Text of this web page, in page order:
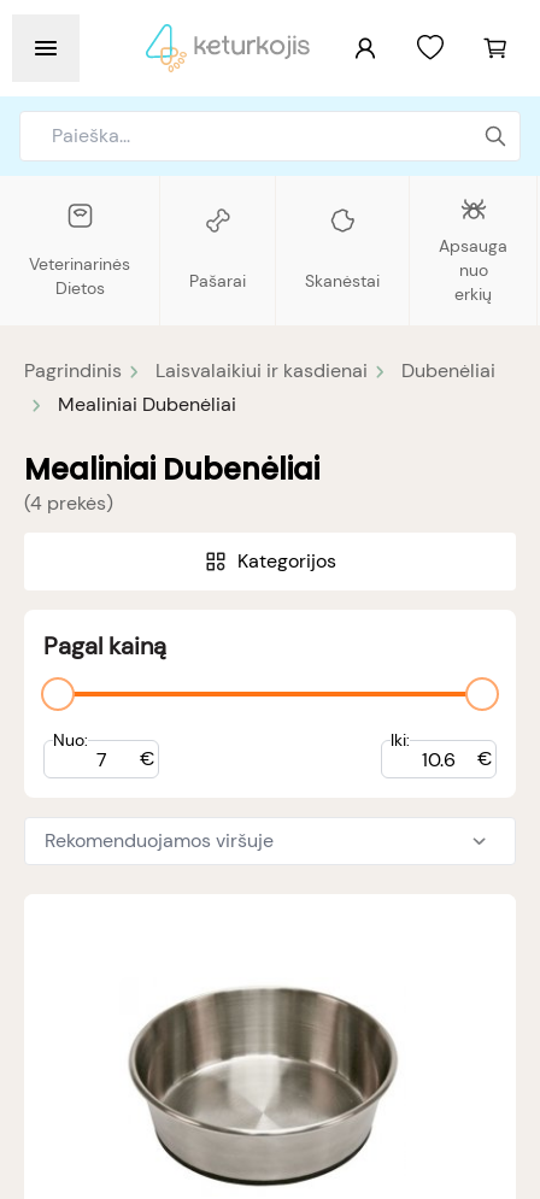
Veterinarinės
Dietos
Pašarai Skanėstai
Apsauga
nuo
erkių
Pagrindinis Laisvalaikiui ir kasdienai
Dubenėliai
Mealiniai Dubenėliai
Mealiniai Dubenėliai
(4 prekės)
Kategorijos
Pagal kainą
Nuo:
€
Iki:
€
Rekomenduojamos viršuje